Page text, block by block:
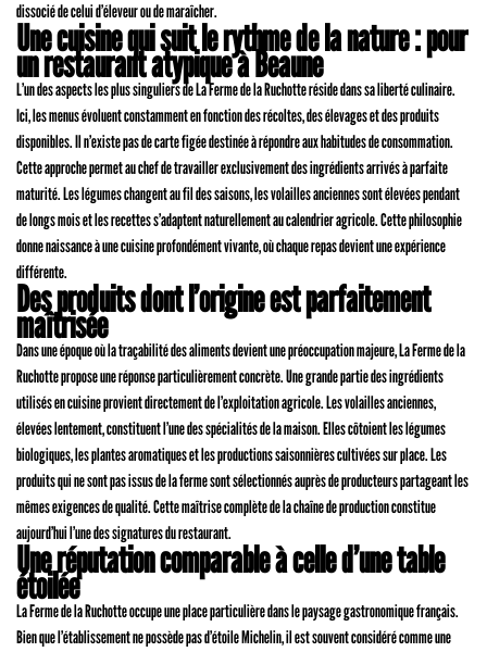
dissocié de celui d’éleveur ou de maraîcher.
Une cuisine qui suit le rythme de la nature : pour
un restaurant atypique à Beaune
L’un des aspects les plus singuliers de La Ferme de la Ruchotte réside dans sa liberté culinaire.
Ici, les menus évoluent constamment en fonction des récoltes, des élevages et des produits
disponibles. Il n’existe pas de carte figée destinée à répondre aux habitudes de consommation.
Cette approche permet au chef de travailler exclusivement des ingrédients arrivés à parfaite
maturité. Les légumes changent au fil des saisons, les volailles anciennes sont élevées pendant
de longs mois et les recettes s’adaptent naturellement au calendrier agricole. Cette philosophie
donne naissance à une cuisine profondément vivante, où chaque repas devient une expérience
différente.
Des produits dont l’origine est parfaitement
maîtrisée
Dans une époque où la traçabilité des aliments devient une préoccupation majeure, La Ferme de la
Ruchotte propose une réponse particulièrement concrète. Une grande partie des ingrédients
utilisés en cuisine provient directement de l’exploitation agricole. Les volailles anciennes,
élevées lentement, constituent l’une des spécialités de la maison. Elles côtoient les légumes
biologiques, les plantes aromatiques et les productions saisonnières cultivées sur place. Les
produits qui ne sont pas issus de la ferme sont sélectionnés auprès de producteurs partageant les
mêmes exigences de qualité. Cette maîtrise complète de la chaîne de production constitue
aujourd’hui l’une des signatures du restaurant.
Une réputation comparable à celle d’une table
étoilée
La Ferme de la Ruchotte occupe une place particulière dans le paysage gastronomique français.
Bien que l’établissement ne possède pas d’étoile Michelin, il est souvent considéré comme une